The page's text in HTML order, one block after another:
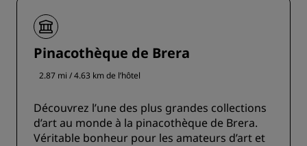
Pinacothèque de Brera
2.87 mi / 4.63 km de l’hôtel
Découvrez l’une des plus grandes collections
d’art au monde à la pinacothèque de Brera.
Véritable bonheur pour les amateurs d’art et